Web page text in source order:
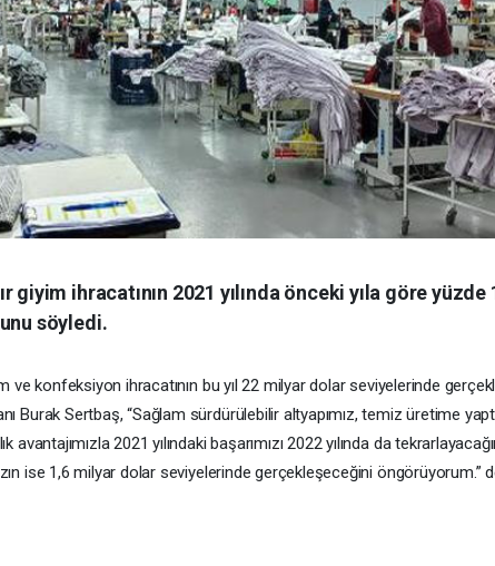
giyim ihracatının 2021 yılında önceki yıla göre yüzde
söyledi.
ve konfeksiyon ihracatının bu yıl 22 milyar dolar seviyelerinde
Burak Sertbaş, “Sağlam sürdürülebilir altyapımız, temiz üretime
avantajımızla 2021 yılındaki başarımızı 2022 yılında da
ise 1,6 milyar dolar seviyelerinde gerçekleşeceğini öngörüyorum.”